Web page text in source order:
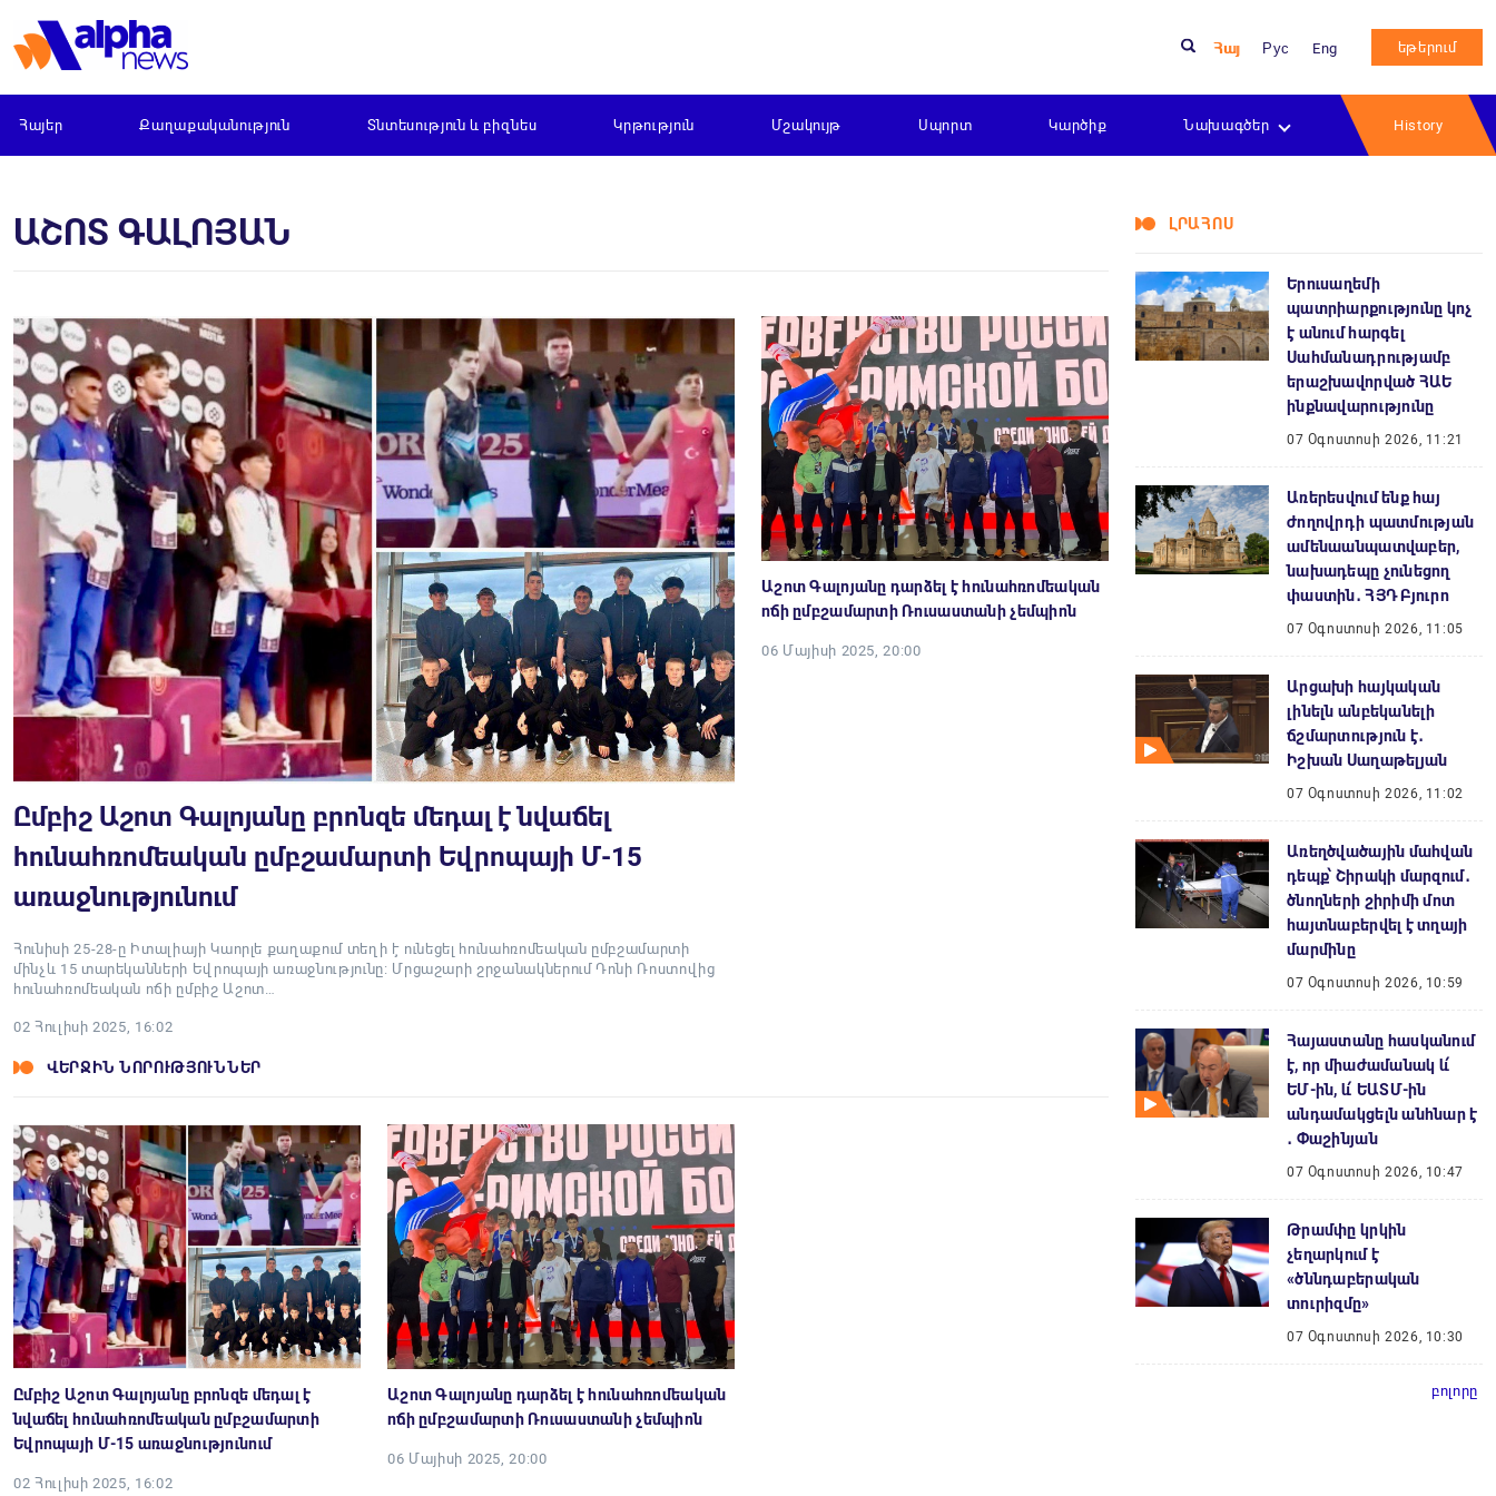
Հայ Рус Eng եթերում
Հայեր Քաղաքականություն Տնտեսություն և բիզնես Կրթություն Մշակույթ Սպորտ Կարծիք Նախագծեր History
ԱՇՈՏ ԳԱԼՈՅԱՆ
Ըմբիշ Աշոտ Գալոյանը բրոնզե մեդալ է նվաճել
հունահռոմեական ըմբշամարտի Եվրոպայի Մ-15
առաջնությունում
Հունիսի 25-28-ը Իտալիայի Կաորլե քաղաքում տեղի է ունեցել հունահռոմեական ըմբշամարտի
մինչև 15 տարեկանների Եվրոպայի առաջնությունը: Մրցաշարի շրջանակներում Դոնի Ռոստովից
հունահռոմեական ոճի ըմբիշ Աշոտ…
02 Հուլիսի 2025, 16:02
Աշոտ Գալոյանը դարձել է հունահռոմեական
ոճի ըմբշամարտի Ռուսաստանի չեմպիոն
06 Մայիսի 2025, 20:00
ՎԵՐՋԻՆ ՆՈՐՈՒԹՅՈՒՆՆԵՐ
Ըմբիշ Աշոտ Գալոյանը բրոնզե մեդալ է
նվաճել հունահռոմեական ըմբշամարտի
Եվրոպայի Մ-15 առաջնությունում
02 Հուլիսի 2025, 16:02
Աշոտ Գալոյանը դարձել է հունահռոմեական
ոճի ըմբշամարտի Ռուսաստանի չեմպիոն
06 Մայիսի 2025, 20:00
ԼՐԱՀՈՍ
Երուսաղեմի
պատրիարքությունը կոչ
է անում հարգել
Սահմանադրությամբ
երաշխավորված ՀԱԵ
ինքնավարությունը
07 Օգոստոսի 2026, 11:21
Առերեսվում ենք հայ
ժողովրդի պատմության
ամենաանպատվաբեր,
նախադեպը չունեցող
փաստին․ ՀՅԴ Բյուրո
07 Օգոստոսի 2026, 11:05
Արցախի հայկական
լինելն անբեկանելի
ճշմարտություն է․
Իշխան Սաղաթելյան
07 Օգոստոսի 2026, 11:02
Առեղծվածային մահվան
դեպք՝ Շիրակի մարզում․
ծնողների շիրիմի մոտ
հայտնաբերվել է տղայի
մարմինը
07 Օգոստոսի 2026, 10:59
Հայաստանը հասկանում
է, որ միաժամանակ և՛
ԵՄ-ին, և՛ ԵԱՏՄ-ին
անդամակցելն անհնար է
․ Փաշինյան
07 Օգոստոսի 2026, 10:47
Թրամփը կրկին
չեղարկում է
«ծննդաբերական
տուրիզմը»
07 Օգոստոսի 2026, 10:30
բոլորը